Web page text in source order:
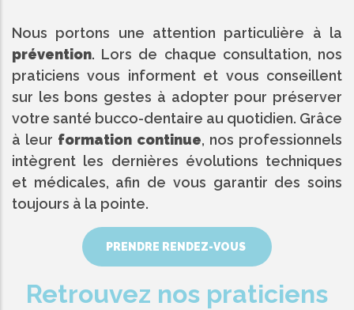
Nous portons une attention particulière à la
prévention. Lors de chaque consultation, nos
praticiens vous informent et vous conseillent
sur les bons gestes à adopter pour préserver
votre santé bucco-dentaire au quotidien. Grâce
à leur formation continue, nos professionnels
intègrent les dernières évolutions techniques
et médicales, afin de vous garantir des soins
toujours à la pointe.
PRENDRE RENDEZ-VOUS
Retrouvez nos praticiens